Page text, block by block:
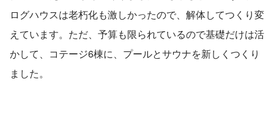
ログハウスは老朽化も激しかったので、解体してつくり変
えています。ただ、予算も限られているので基礎だけは活
かして、コテージ6棟に、プールとサウナを新しくつくり
ました。